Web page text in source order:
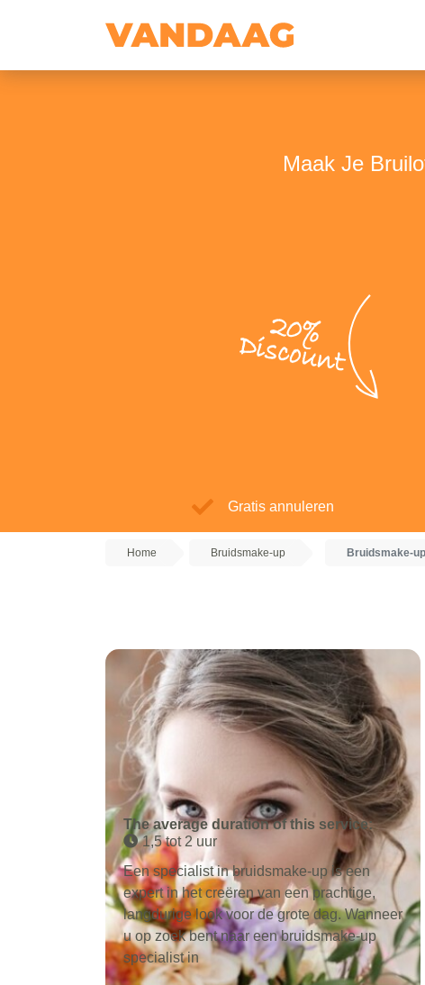
Maak Je
20%
Discount
Gratis annuleren
Home Bruidsmake-up Bruidsmake-
The average duration of this service:
1,5 tot 2 uur
Een specialist in bruidsmake-up is een
expert in het creëren van een prachtige,
langdurige look voor de grote dag. Wanneer
u op zoek bent naar een bruidsmake-up
specialist in